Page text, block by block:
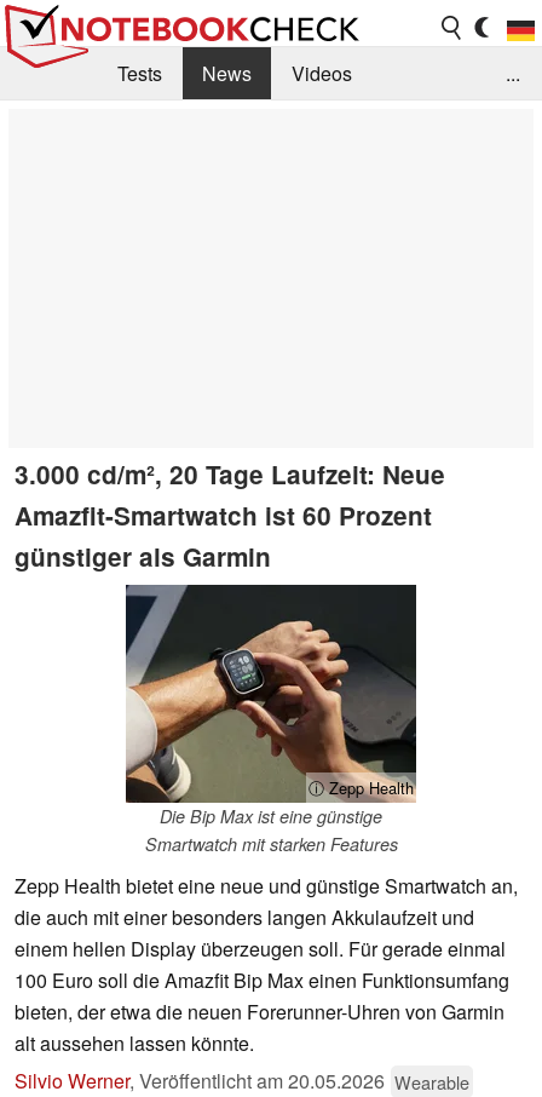
Tests News
Videos
...
3.000 cd/m², 20 Tage Laufzeit: Neue
Amazfit-Smartwatch ist 60 Prozent
günstiger als Garmin
ⓘ Zepp Health
Die Bip Max ist eine günstige
Smartwatch mit starken Features
Zepp Health bietet eine neue und günstige Smartwatch an,
die auch mit einer besonders langen Akkulaufzeit und
einem hellen Display überzeugen soll. Für gerade einmal
100 Euro soll die Amazfit Bip Max einen Funktionsumfang
bieten, der etwa die neuen Forerunner-Uhren von Garmin
alt aussehen lassen könnte.
Silvio Werner, Veröffentlicht am20.05.2026 Wearable